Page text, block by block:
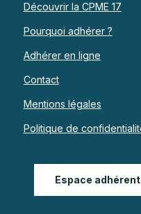
Découvrir la CPME 17
Pourquoi adhérer ?
Adhérer en ligne
Contact
Mentions légales
Politique de
Espace adhérent